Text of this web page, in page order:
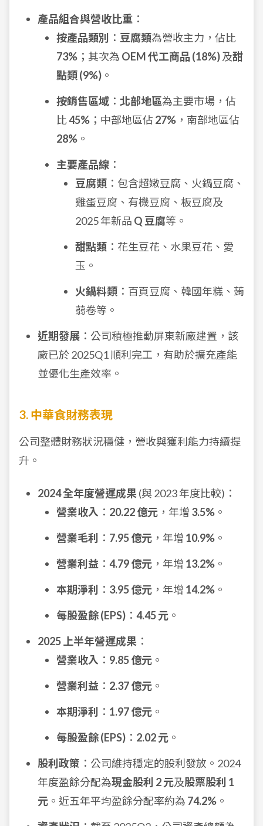
產品組合與營收比重 ：
按產品類別
： 豆腐類為營收主力，佔比
73% ；其次為 OEM 代工商品 (18%)及甜
點類 (9%) 。
按銷售區域 ： 北部地區為主要市場，佔
比45% ；中部地區佔 27% ，南部地區佔
28% 。
主要產品線 ：
豆腐類 ：包含超嫩豆腐、火鍋豆腐、
雞蛋豆腐、有機豆腐、板豆腐及
2025 年新品 Q 豆腐等。
甜點類 ：花生豆花、水果豆花、愛
玉。
火鍋料類 ：百頁豆腐、韓國年糕、蒟
蒻卷等。
近期發展 ：公司積極推動屏東新廠建置，該
廠已於 2025Q1 順利完工，有助於擴充產能
並優化生產效率。
3. 中華食財務表現
公司整體財務狀況穩健，營收與獲利能力持續提
升。
2024 全年度營運成果 (與 2023 年度比較)：
營業收入 ： 20.22 億元 ，年增 3.5% 。
營業毛利
： 7.95 億元 ，年增 10.9% 。
營業利益 ： 4.79 億元 ，年增 13.2% 。
本期淨利
： 3.95 億元 ，年增 14.2% 。
每股盈餘 (EPS) ： 4.45 元 。
2025 上半年營運成果 ：
營業收入 ： 9.85 億元 。
營業利益 ： 2.37 億元 。
本期淨利
： 1.97 億元 。
每股盈餘 (EPS) ： 2.02 元 。
股利政策 ：公司維持穩定的股利發放。2024
年度盈餘分配為現金股利 2 元及股票股利 1
元 。近五年平均盈餘分配率約為 74.2% 。